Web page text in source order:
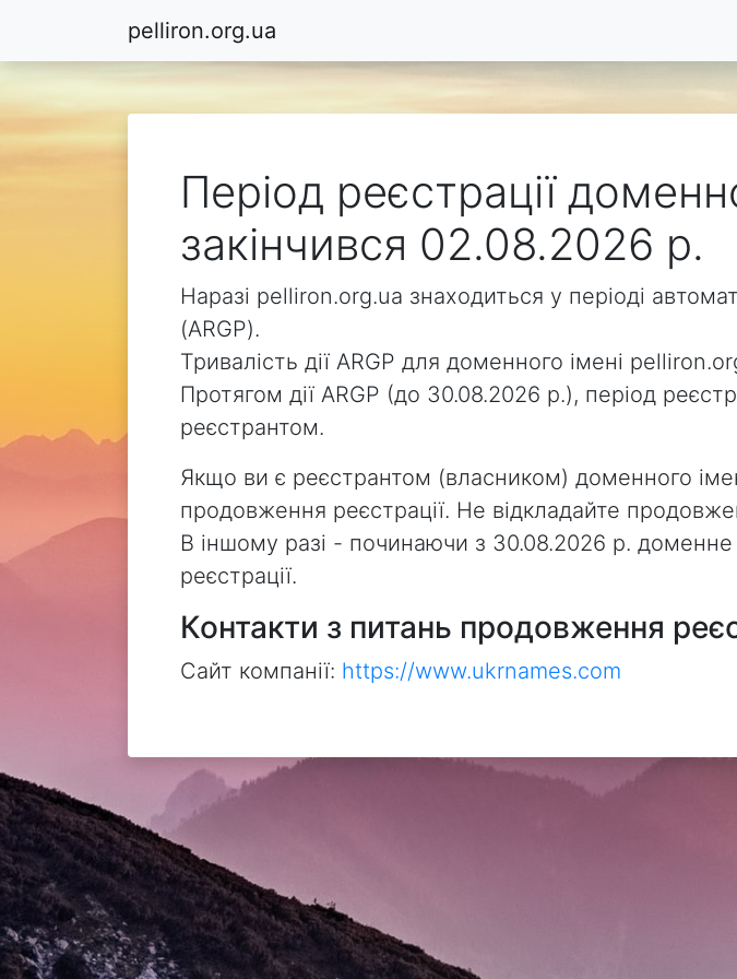
pelliron.org.ua
Період реєстрації
закінчився 02.08.2026 р.
Наразі pelliron.org.ua знаходиться у періоді
(ARGP).
Тривалість дії ARGP для доменного імені
Протягом дії ARGP (до 30.08.2026 р.), період
реєстрантом.
Якщо ви є реєстрантом (власником) доменного
продовження реєстрації. Не відкладайте
В іншому разі - починаючи з 30.08.2026 р.
реєстрації.
Контакти з питань продовження
Сайт компанії: https://www.ukrnames.com